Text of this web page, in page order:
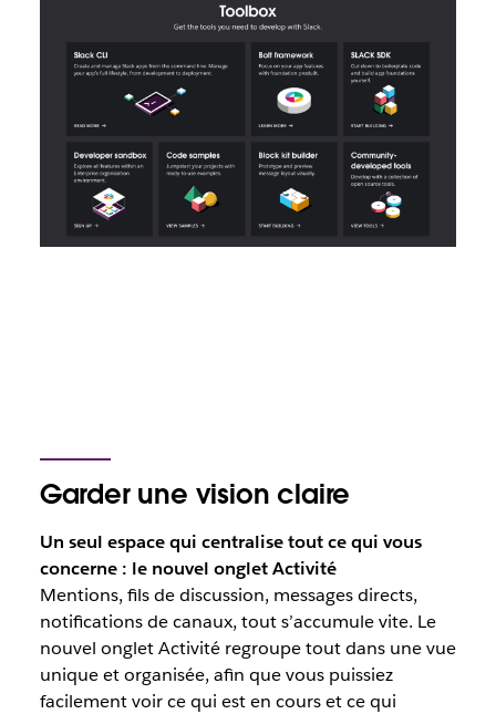
Garder une vision claire
Un seul espace qui centralise tout ce qui vous
concerne : le nouvel onglet Activité
Mentions, fils de discussion, messages directs,
notifications de canaux, tout s’accumule vite. Le
nouvel onglet Activité regroupe tout dans une vue
unique et organisée, afin que vous puissiez
facilement voir ce qui est en cours et ce qui